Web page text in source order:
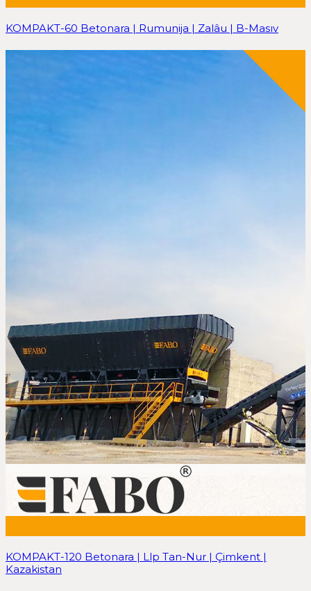
KOMPAKT-60 Betonara | Rumunija | Zalâu | B-Masıv
KOMPAKT-120 Betonara | Llp Tan-Nur | Çimkent |
Kazakistan